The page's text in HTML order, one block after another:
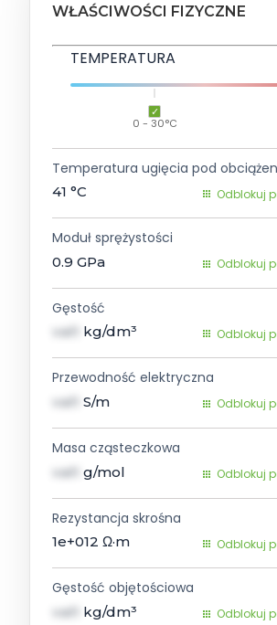
WŁAŚCIWOŚCI FIZYCZNE
TEMPERATURA
0 - 30°C
Temperatura ugięcia pod
41 °C Odblokuj
Moduł sprężystości
0.9 GPa Odblokuj
Gęstość
val1 kg/dm³ Odblokuj
Przewodność elektryczna
val1 S/m Odblokuj
Masa cząsteczkowa
val1 g/mol Odblokuj
Rezystancja skrośna
1e+012 Ω·m Odblokuj
Gęstość objętościowa
val1 kg/dm³ Odblokuj